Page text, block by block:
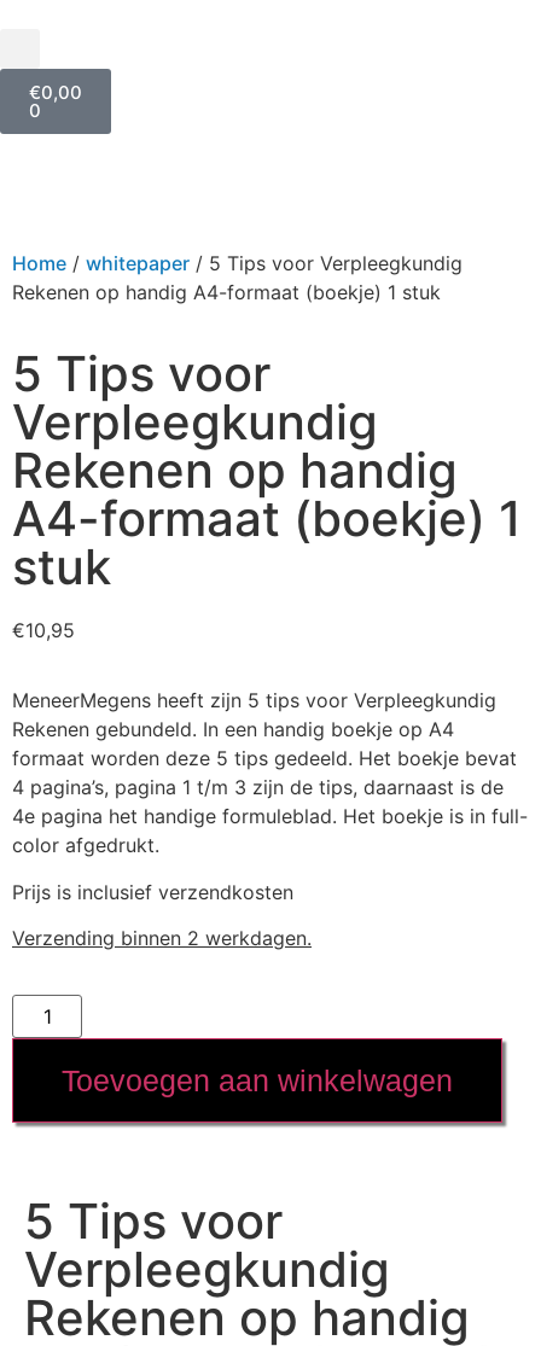
€0,00
0
Home / whitepaper / 5 Tips voor Verpleegkundig
Rekenen op handig A4-formaat (boekje) 1 stuk
5 Tips voor
Verpleegkundig
Rekenen op handig
A4-formaat (boekje) 1
stuk
€10,95
MeneerMegens heeft zijn 5 tips voor Verpleegkundig
Rekenen gebundeld. In een handig boekje op A4
formaat worden deze 5 tips gedeeld. Het boekje bevat
4 pagina’s, pagina 1 t/m 3 zijn de tips, daarnaast is de
4e pagina het handige formuleblad. Het boekje is in full-
color afgedrukt.
Prijs is inclusief verzendkosten
Verzending binnen 2 werkdagen.
Toevoegen aan winkelwagen
5 Tips voor
Verpleegkundig
Rekenen op handig